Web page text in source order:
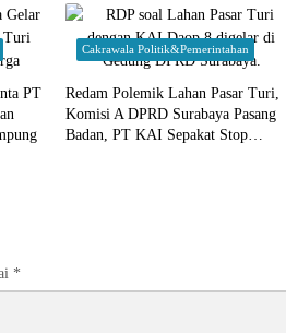
PT
Cakrawala Politik&Pemerintahan
Redam Polemik Lahan Pasar Turi,
Komisi A DPRD Surabaya Pasang
Badan, PT KAI Sepakat Stop
*